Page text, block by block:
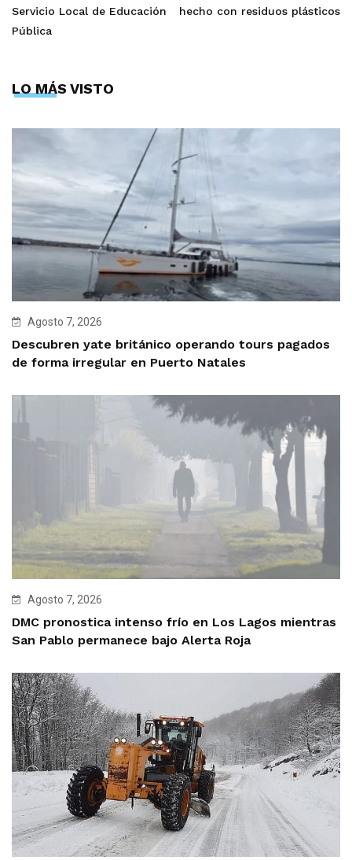
Servicio Local de Educación
Pública
hecho con residuos plásticos
LO MÁS VISTO
Agosto 7, 2026
Descubren yate británico operando tours pagados
de forma irregular en Puerto Natales
Agosto 7, 2026
DMC pronostica intenso frío en Los Lagos mientras
San Pablo permanece bajo Alerta Roja